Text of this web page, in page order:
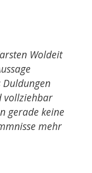
Woldeit
Duldungen
vollziehbar
gerade keine
mehr